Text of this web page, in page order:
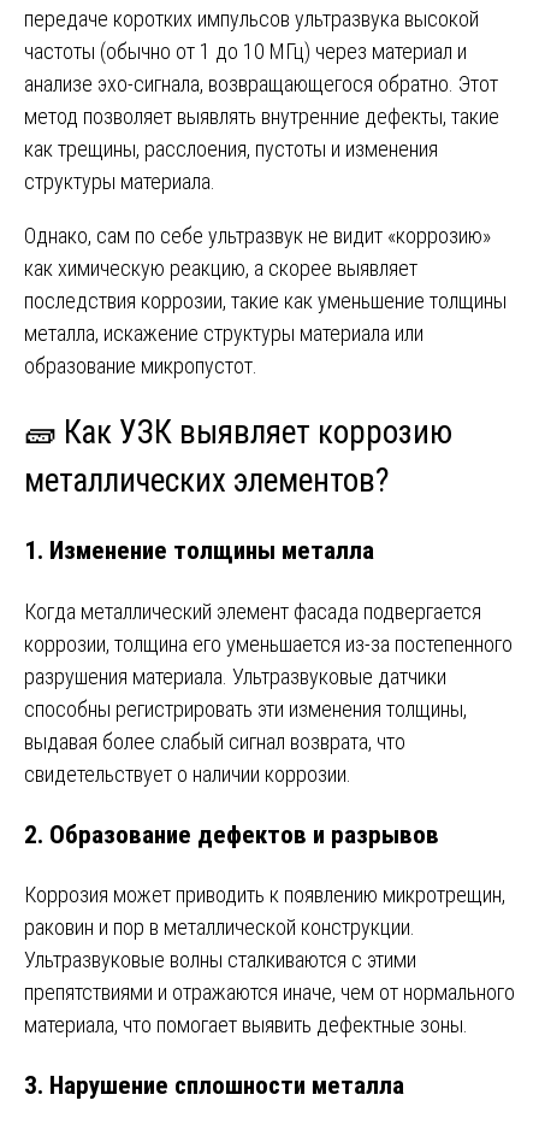
передаче коротких импульсов ультразвука высокой
частоты (обычно от 1 до 10 МГц) через материал и
анализе эхо-сигнала, возвращающегося обратно. Этот
метод позволяет выявлять внутренние дефекты, такие
как трещины, расслоения, пустоты и изменения
структуры материала.
Однако, сам по себе ультразвук не видит «коррозию»
как химическую реакцию, а скорее выявляет
последствия коррозии, такие как уменьшение толщины
металла, искажение структуры материала или
образование микропустот.
🧱 Как УЗК выявляет коррозию
металлических элементов?
1. Изменение толщины металла
Когда металлический элемент фасада подвергается
коррозии, толщина его уменьшается из-за постепенного
разрушения материала. Ультразвуковые датчики
способны регистрировать эти изменения толщины,
выдавая более слабый сигнал возврата, что
свидетельствует о наличии коррозии.
2. Образование дефектов и разрывов
Коррозия может приводить к появлению микротрещин,
раковин и пор в металлической конструкции.
Ультразвуковые волны сталкиваются с этими
препятствиями и отражаются иначе, чем от нормального
материала, что помогает выявить дефектные зоны.
3. Нарушение сплошности металла